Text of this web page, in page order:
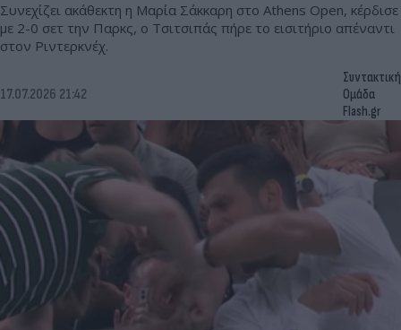
Συνεχίζει ακάθεκτη η Μαρία Σάκκαρη στο Athens Open, κέρδισε
με 2-0 σετ την Παρκς, ο Τσιτσιπάς πήρε το εισιτήριο απέναντι
στον Ριντερκνέχ.
17.07.2026 21:42
Συντακτική
Ομάδα
Flash.gr